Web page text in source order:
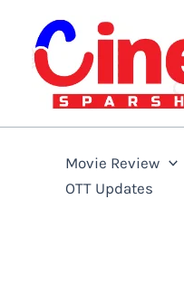
content
Movie Review
OTT Updates